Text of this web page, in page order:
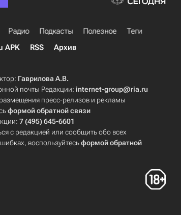
Радио Подкасты Полезное
Теги
APK RSS Архив
Гаврилова А.В.
почты Редакции:internet-group@ria.ru
пресс-релизов и рекламы
формой обратной связи
7 (495) 645-6601
с редакцией или сообщить обо всех
воспользуйтесьформой обратной